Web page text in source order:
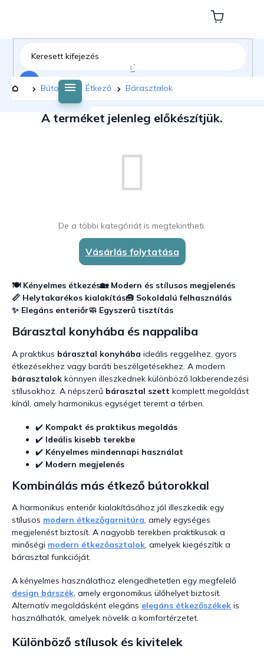
tartalomhoz
Kosár
Kezdőlap
Bútorok Étkező Bárasztalok
A terméket jelenleg előkészítjük.
De a többi kategóriát is megtekintheti.
Vásárlás folytatása
🍽️ Kényelmes étkezés🏡 Modern és stílusos megjelenés
📏 Helytakarékos kialakítás🧰 Sokoldalú felhasználás
✨ Elegáns enteriőr🧼 Egyszerű tisztítás
Bárasztal konyhába és nappaliba
A praktikus bárasztal konyhába ideális reggelihez, gyors
étkezésekhez vagy baráti beszélgetésekhez. A modern
bárasztalok könnyen illeszkednek különböző lakberendezési
stílusokhoz. A népszerű bárasztal szett komplett megoldást
kínál, amely harmonikus egységet teremt a térben.
✔️ Kompakt és praktikus megoldás
✔️ Ideális kisebb terekbe
✔️ Kényelmes mindennapi használat
✔️ Modern megjelenés
Kombinálás más étkező bútorokkal
A harmonikus enteriőr kialakításához jól illeszkedik egy
stílusos modern étkezőgarnitúra, amely egységes
megjelenést biztosít. A nagyobb terekben praktikusak a
minőségi modern étkezőasztalok, amelyek kiegészítik a
bárasztal funkcióját.
A kényelmes használathoz elengedhetetlen egy megfelelő
design bárszék, amely ergonomikus ülőhelyet biztosít.
Alternatív megoldásként elegáns elegáns étkezőszékek is
használhatók, amelyek növelik a komfortérzetet.
Különböző stílusok és kivitelek